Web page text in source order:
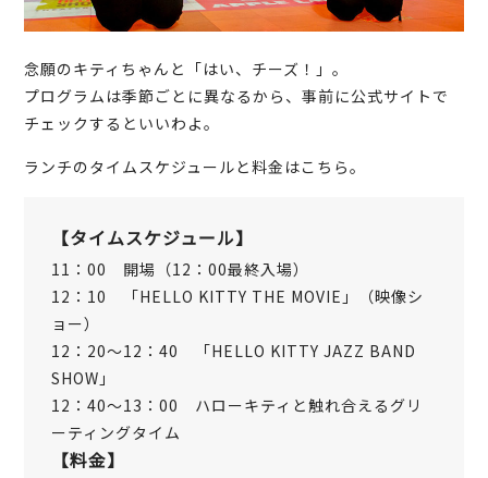
念願のキティちゃんと「はい、チーズ！」。
プログラムは季節ごとに異なるから、事前に公式サイトで
チェックするといいわよ。
ランチのタイムスケジュールと料金はこちら。
【タイムスケジュール】
11：00 開場（12：00最終入場）
12：10 「HELLO KITTY THE MOVIE」（映像シ
ョー）
12：20〜12：40 「HELLO KITTY JAZZ BAND
SHOW」
12：40〜13：00 ハローキティと触れ合えるグリ
ーティングタイム
【料金】